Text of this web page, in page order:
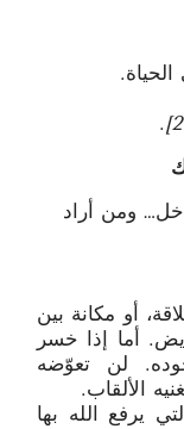
]
.
ومن أراد
أو مكانة بين
أما إذا خسر
لن تعوّضه
الألقاب.
يرفع الله بها